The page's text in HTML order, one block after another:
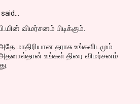
said…
விமர்சனம் பிடிக்கும்.
மாதிரியான தராசு உங்களிடமும்
உங்கள் திரை விமர்சனம்